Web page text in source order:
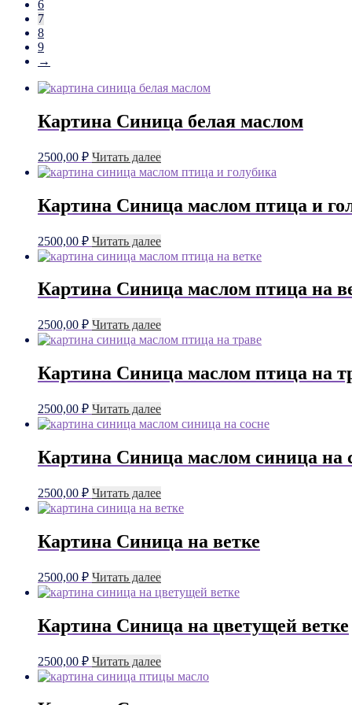
6
7
8
9
→
Картина Синица белая маслом
2500,00 ₽ Читать далее
Картина Синица маслом птица и
2500,00 ₽ Читать далее
Картина Синица маслом птица на
2500,00 ₽ Читать далее
Картина Синица маслом птица на
2500,00 ₽ Читать далее
Картина Синица маслом синица на
2500,00 ₽ Читать далее
Картина Синица на ветке
2500,00 ₽ Читать далее
Картина Синица на цветущей ветке
2500,00 ₽ Читать далее